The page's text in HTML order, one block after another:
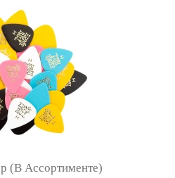
(в Ассортименте)